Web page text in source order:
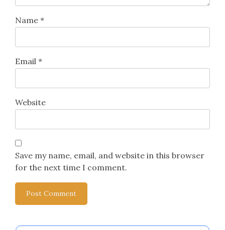
Name *
Email *
Website
Save my name, email, and website in this browser
for the next time I comment.